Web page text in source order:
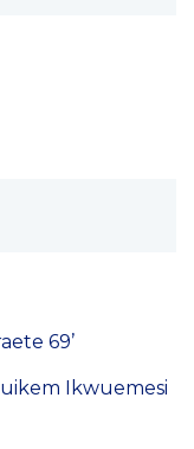
69’
Ikwuemesi